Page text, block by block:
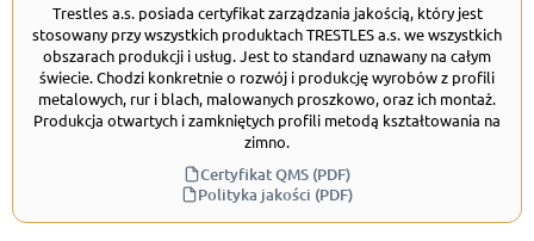
Trestles a.s. posiada certyfikat zarządzania jakością, który jest
stosowany przy wszystkich produktach TRESTLES a.s. we wszystkich
obszarach produkcji i usług. Jest to standard uznawany na całym
świecie. Chodzi konkretnie o rozwój i produkcję wyrobów z profili
metalowych, rur i blach, malowanych proszkowo, oraz ich montaż.
Produkcja otwartych i zamkniętych profili metodą kształtowania na
zimno.
Certyfikat QMS (PDF)
Polityka jakości (PDF)